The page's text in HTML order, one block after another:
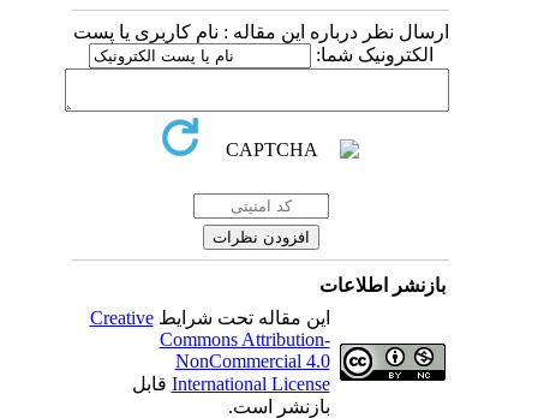
ارسال نظر درباره این مقاله : نام کاربری یا پست
الکترونیک شما:
بازنشر اطلاعات
این مقاله تحت شرایطCreative
Commons Attribution-
NonCommercial 4.0
International Licenseقابل
بازنشر است.